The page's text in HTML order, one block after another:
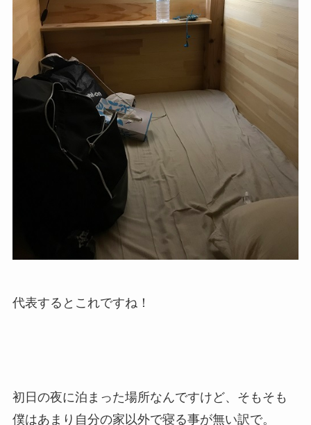
代表するとこれですね！
初日の夜に泊まった場所なんですけど、そもそも
僕はあまり自分の家以外で寝る事が無い訳で。